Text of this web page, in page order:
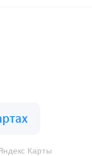
Карты